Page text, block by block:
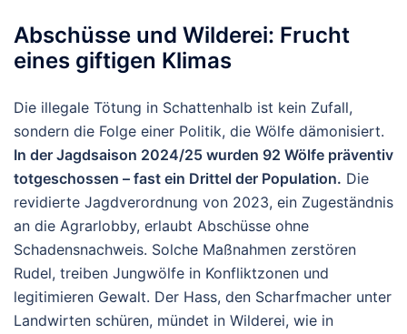
Abschüsse und Wilderei: Frucht
eines giftigen Klimas
Die illegale Tötung in Schattenhalb ist kein Zufall,
sondern die Folge einer Politik, die Wölfe dämonisiert.
In der Jagdsaison 2024/25 wurden 92 Wölfe präventiv
totgeschossen – fast ein Drittel der Population. Die
revidierte Jagdverordnung von 2023, ein Zugeständnis
an die Agrarlobby, erlaubt Abschüsse ohne
Schadensnachweis. Solche Maßnahmen zerstören
Rudel, treiben Jungwölfe in Konfliktzonen und
legitimieren Gewalt. Der Hass, den Scharfmacher unter
Landwirten schüren, mündet in Wilderei, wie in